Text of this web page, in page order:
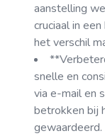
aanstelling
cruciaal in
het verschil
snelle en
via e-mail en
betrokken bij
gewaardeerd.